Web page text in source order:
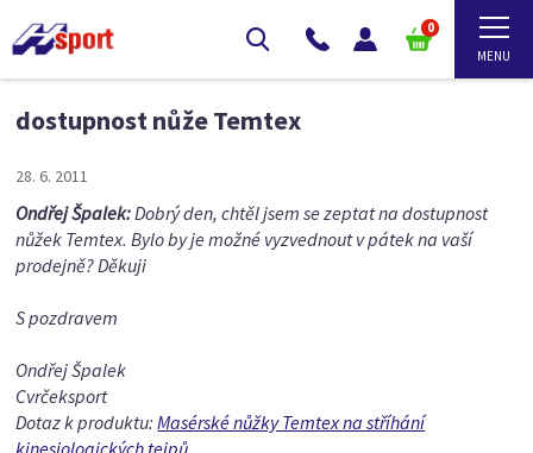
0
dostupnost nůže Temtex
28. 6. 2011
Ondřej Špalek:Dobrý den, chtěl jsem se zeptat na dostupnost
nůžek Temtex. Bylo by je možné vyzvednout v pátek na vaší
prodejně? Děkuji
S pozdravem
Ondřej Špalek
Cvrčeksport
Dotaz k produktu:Masérské nůžky Temtex na stříhání
kinesiologických tejpů